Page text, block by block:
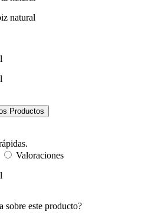
Productos
Valoraciones
sobre este producto?